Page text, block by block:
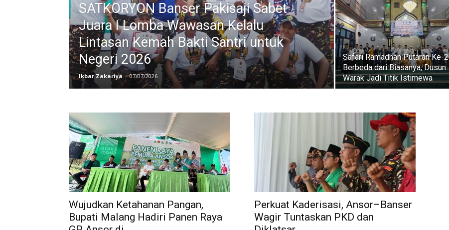
SATKORYON Banser Pakisaji Sabet
Juara I Lomba Wawasan Kelalu
Lintasan Kemah Bakti Santri untuk
Negeri 2026
Ikbar Zakariya - 07/07/2026
Safari Ramadhan Putaran Ke-2
Berbeda dari Biasanya, Dusun
Warak Jadi Titik Istimewa
Wujudkan Ketahanan Pangan,
Bupati Malang Hadiri Panen Raya
Perkuat Kaderisasi, Ansor–Banser
Wagir Tuntaskan PKD dan